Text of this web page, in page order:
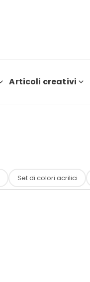
Articoli creativi
Set di colori acrilici